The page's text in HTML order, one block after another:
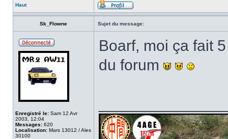
Haut
Sk_Flowne Sujet du message:
Enregistré le: Sam 12 Avr
2003, 12:04
Messages: 620
Localisation: Mars 13012 / Ales
30100
Boarf, moi ça fait
du forum